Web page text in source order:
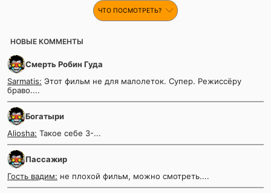
ЧТО ПОСМОТРЕТЬ?
НОВЫЕ КОММЕНТЫ
Смерть Робин Гуда
Sarmatis: Этот фильм не для малолеток. Супер. Режиссёру
браво....
Богатыри
Aliosha: Такое себе 3-...
Пассажир
Гость вадим: не плохой фильм, можно смотреть....